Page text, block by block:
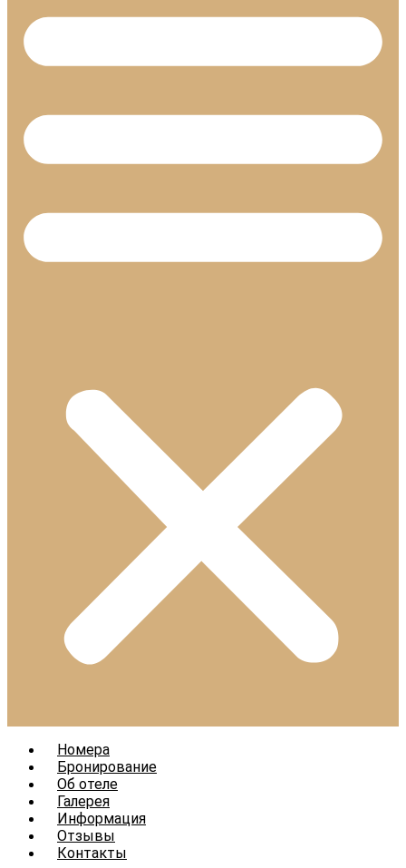
Номера
Бронирование
Об отеле
Галерея
Информация
Отзывы
Контакты